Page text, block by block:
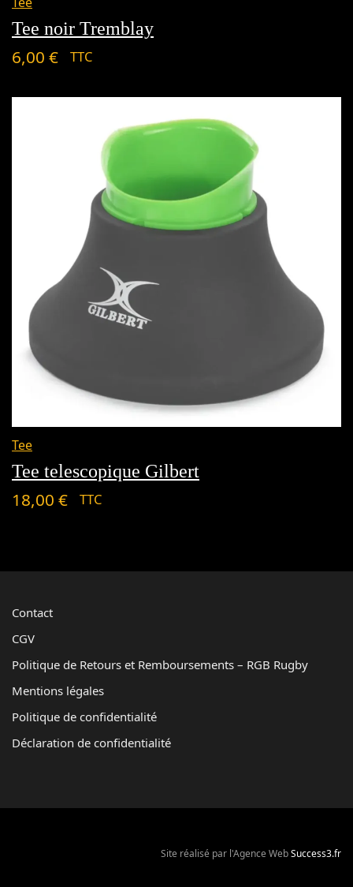
Tee noir Tremblay
6,00 € TTC
Tee
Tee telescopique Gilbert
18,00 € TTC
Contact
CGV
Politique de Retours et Remboursements – RGB Rugby
Mentions légales
Politique de confidentialité
Déclaration de confidentialité
Site réalisé par l'Agence WebSuccess3.fr